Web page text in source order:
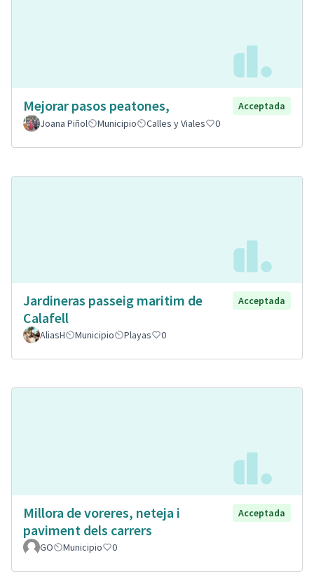
Mejorar pasos peatones,
Acceptada
Joana Piñol
Municipio Calles y Viales 0
Jardineras passeig maritim de
Calafell
Acceptada
AliasH Municipio Playas 0
Millora de voreres, neteja i
paviment dels carrers
Acceptada
GO Municipio 0